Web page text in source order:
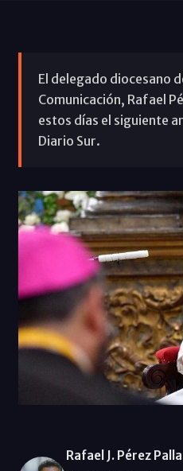
El delegado diocesano
Comunicación, Rafael
estos días el siguiente
Diario Sur.
Rafael J. Pérez